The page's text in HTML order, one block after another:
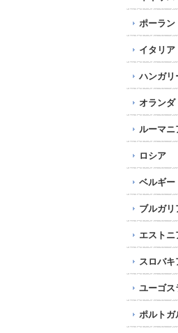
ポーラン
イタリア
ハンガリ
オランダ
ルーマニ
ロシア
ベルギー
ブルガリ
エストニ
スロバキ
ユーゴス
ポルトガ